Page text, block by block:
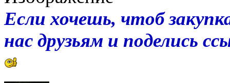
Если хочешь, чтоб
нас друзьям и поделись